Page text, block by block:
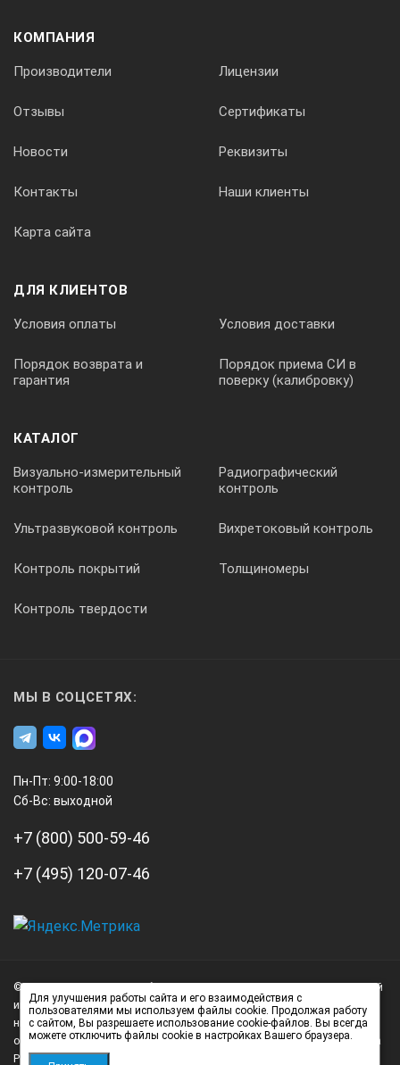
КОМПАНИЯ
Производители Лицензии
Отзывы Сертификаты
Новости Реквизиты
Контакты Наши клиенты
Карта сайта
ДЛЯ КЛИЕНТОВ
Условия оплаты Условия доставки
Порядок возврата и
гарантия
Порядок приема СИ в
поверку (калибровку)
КАТАЛОГ
Визуально-измерительный
контроль
Радиографический
контроль
Ультразвуковой контроль Вихретоковый контроль
Контроль покрытий Толщиномеры
Контроль твердости
МЫ В СОЦСЕТЯХ:
Пн-Пт: 9:00-18:00
Сб-Вс: выходной
+7 (800) 500-59-46
+7 (495) 120-07-46
Нагорный
проезд
д.7
стр.
© 2026 А3 Инжиниринг Обращаем Ваше внимание на то, что данный
интернет-сайт носит исключительно информационный характер и
ни при каких условиях не является публичной офертой,
определяемой положениями статьи 437 (2) Гражданского кодекса
Российской Федерации.
Для улучшения работы сайта и его взаимодействия с
пользователями мы используем файлы cookie. Продолжая работу
с сайтом, Вы разрешаете использование cookie-файлов. Вы всегда
можете отключить файлы cookie в настройках Вашего браузера.